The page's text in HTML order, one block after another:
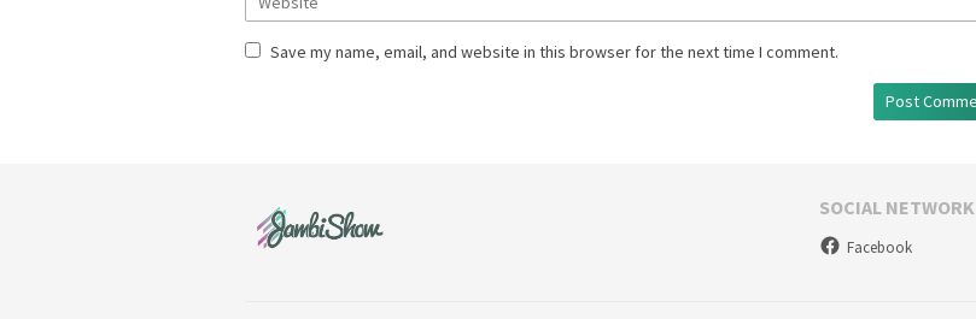
Save my name, email, and website in this browser for the next time I comment.
SOCIAL NETWORK
Facebook